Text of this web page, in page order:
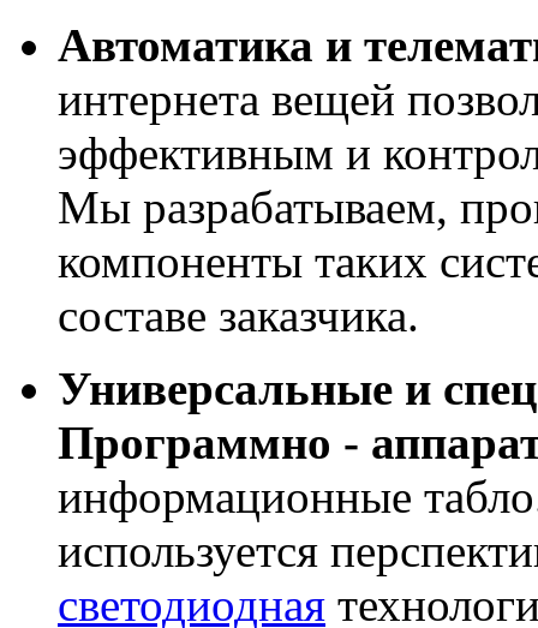
Автоматика и
интернета вещей
эффективным и
Мы разрабатываем,
компоненты таких
составе заказчика.
Универсальные и
Программно -
информационные
используется
светодиодная